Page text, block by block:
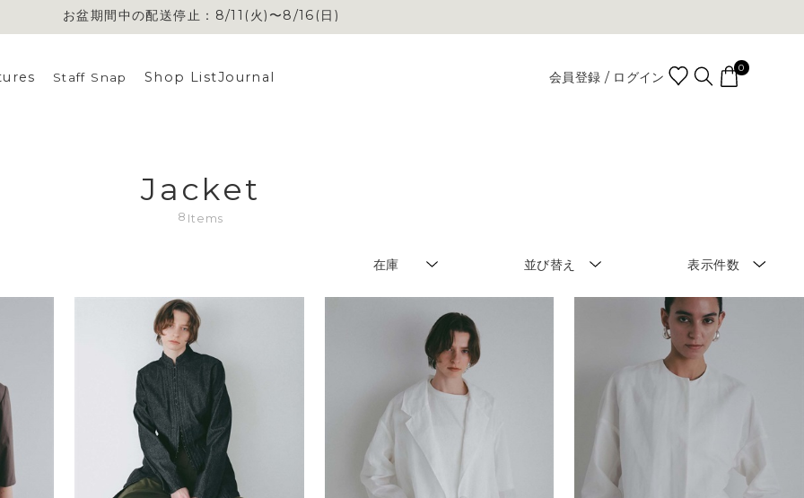
お盆期間中の配送停止：8/11(火)〜8/16(日)
Staff Snap Shop ListJournal 会員登録 / ログイン
0
Jacket
8 Items
在庫 並び替え 表示件数